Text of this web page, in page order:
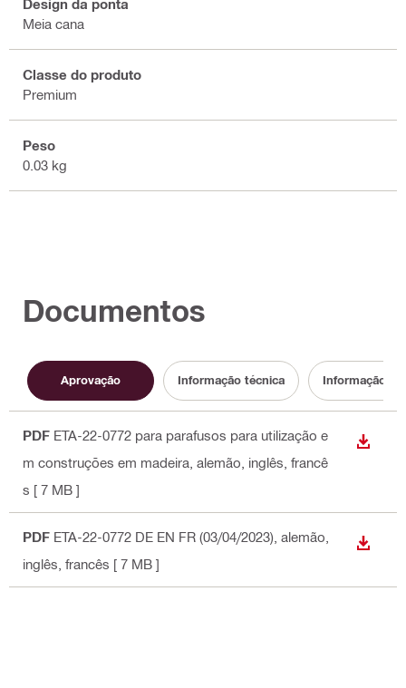
Design da ponta
Meia cana
Classe do produto
Premium
Peso
0.03 kg
Documentos
Aprovação Informação técnica Informação
PDF ETA-22-0772 para parafusos para utilização e
m construções em madeira , alemão, inglês, francê
s [ 7 MB ]
PDF ETA-22-0772 DE EN FR (03/04/2023) , alemão,
inglês, francês [ 7 MB ]